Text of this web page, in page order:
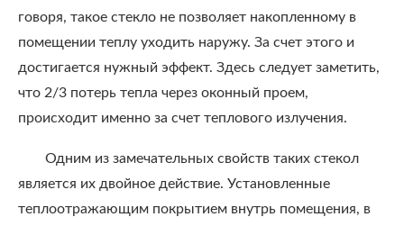
говоря, такое стекло не позволяет накопленному в
помещении теплу уходить наружу. За счет этого и
достигается нужный эффект. Здесь следует заметить,
что 2/3 потерь тепла через оконный проем,
происходит именно за счет теплового излучения.
Одним из замечательных свойств таких стекол
является их двойное действие. Установленные
теплоотражающим покрытием внутрь помещения, в